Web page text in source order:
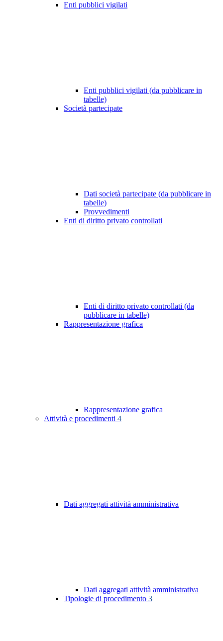
Enti pubblici vigilati
Enti pubblici vigilati (da pubblicare in
tabelle)
Società partecipate
Dati società partecipate (da pubblicare in
tabelle)
Provvedimenti
Enti di diritto privato controllati
Enti di diritto privato controllati (da
pubblicare in tabelle)
Rappresentazione grafica
Rappresentazione grafica
Attività e procedimenti 4
Dati aggregati attività amministrativa
Dati aggregati attività amministrativa
Tipologie di procedimento 3